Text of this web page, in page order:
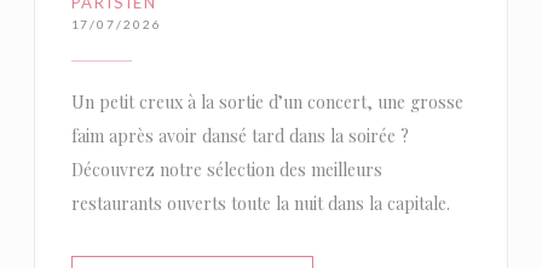
17/07/2026
Un petit creux à la sortie d’un concert, une grosse
faim après avoir dansé tard dans la soirée ?
Découvrez notre sélection des meilleurs
restaurants ouverts toute la nuit dans la capitale.